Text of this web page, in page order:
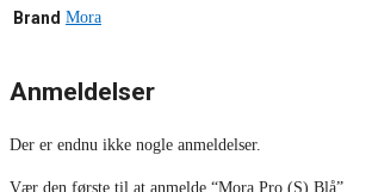
Brand Mora
Anmeldelser
Der er endnu ikke nogle anmeldelser.
Vær den første til at anmelde “Mora Pro (S) Blå”